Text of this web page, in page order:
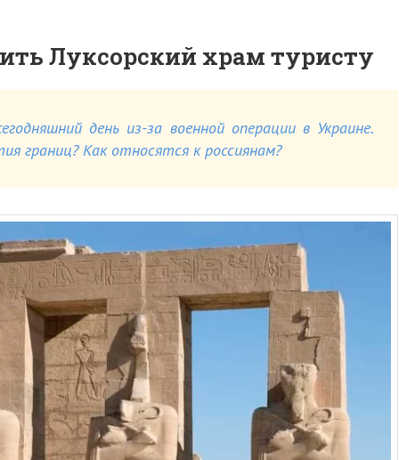
Луксорский храм туристу
день из-за военной операции в Украине.
границ? Как относятся к россиянам?